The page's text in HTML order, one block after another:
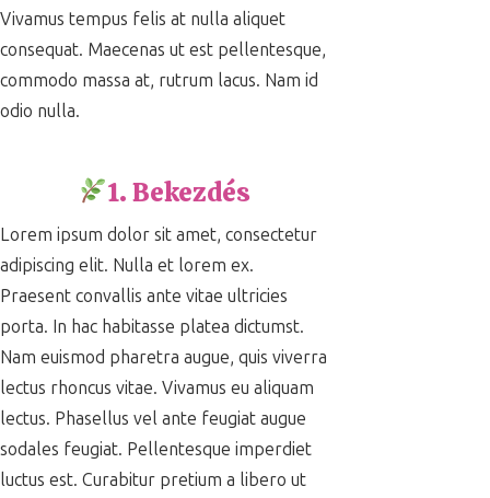
Vivamus tempus felis at nulla aliquet
consequat. Maecenas ut est pellentesque,
commodo massa at, rutrum lacus. Nam id
odio nulla.
1. Bekezdés
Lorem ipsum dolor sit amet, consectetur
adipiscing elit. Nulla et lorem ex.
Praesent convallis ante vitae ultricies
porta. In hac habitasse platea dictumst.
Nam euismod pharetra augue, quis viverra
lectus rhoncus vitae. Vivamus eu aliquam
lectus. Phasellus vel ante feugiat augue
sodales feugiat. Pellentesque imperdiet
luctus est. Curabitur pretium a libero ut